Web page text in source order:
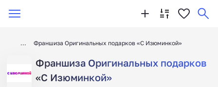
Франшиза Оригинальных подарков «С Изюминкой»
Франшиза Оригинальных подарков
«С Изюминкой»